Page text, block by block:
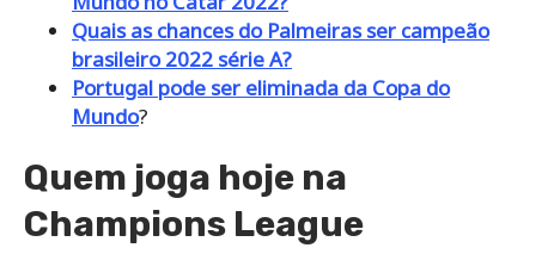
Quais as chances do Palmeiras ser campeão
brasileiro 2022 série A?
Portugal pode ser eliminada da Copa do
Mundo?
Quem joga hoje na
Champions League